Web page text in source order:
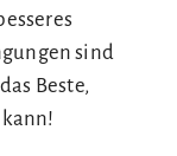
sind
Beste,